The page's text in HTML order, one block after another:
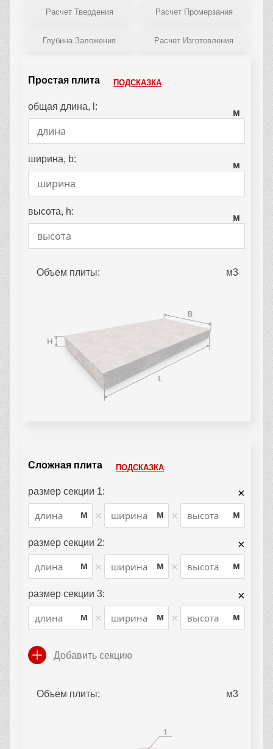
Расчет Твердения Расчет Промерзания
Глубина Заложения Расчет Изготовления
Простая плита ПОДСКАЗКА
общая длина, l:
м
ширина, b:
м
высота, h:
м
Объем плиты:
Сложная плита ПОДСКАЗКА
размер секции 1:
м × м × м
×
размер секции 2:
м × м × м
×
размер секции 3:
м × м × м
×
Добавить секцию
Объем плиты: